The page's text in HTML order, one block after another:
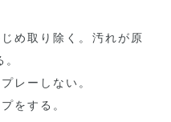
め取り除く。汚れが原
レーしない。
をする。